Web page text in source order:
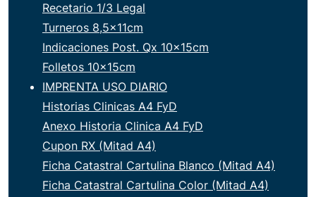
Recetario 1/3 Legal
Turneros 8,5x11cm
Indicaciones Post. Qx 10x15cm
Folletos 10x15cm
IMPRENTA USO DIARIO
Historias Clinicas A4 FyD
Anexo Historia Clinica A4 FyD
Cupon RX (Mitad A4)
Ficha Catastral Cartulina Blanco (Mitad A4)
Ficha Catastral Cartulina Color (Mitad A4)